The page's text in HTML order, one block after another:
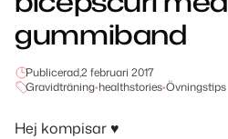
gummiband
Publicerad,2 februari 2017
Gravidträning•healthstories•Övningstips
Hej kompisar ♥